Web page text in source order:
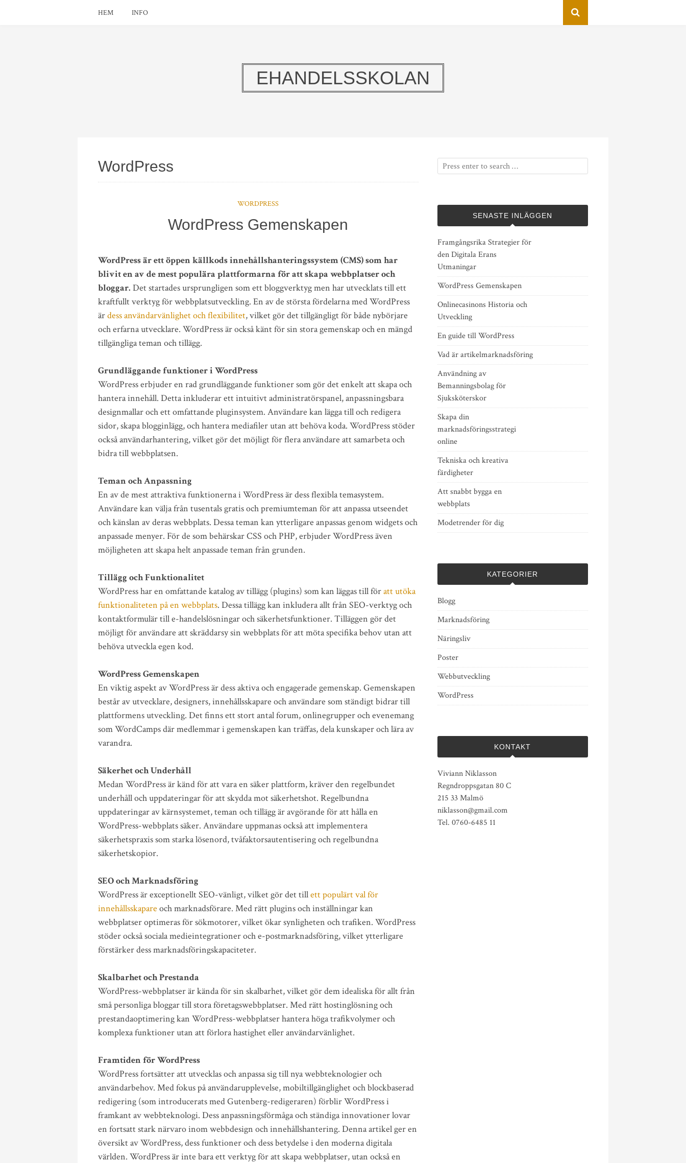
HEM INFO
EHANDELSSKOLAN
WordPress
WORDPRESS
WordPress Gemenskapen
WordPress är ett öppen källkods innehållshanteringssystem (CMS) som har
blivit en av de mest populära plattformarna för att skapa webbplatser och
bloggar. Det startades ursprungligen som ett bloggverktyg men har utvecklats till ett
kraftfullt verktyg för webbplatsutveckling. En av de största fördelarna med WordPress
ärdess användarvänlighet och flexibilitet, vilket gör det tillgängligt för både nybörjare
och erfarna utvecklare. WordPress är också känt för sin stora gemenskap och en mängd
tillgängliga teman och tillägg.
Grundläggande funktioner i WordPress
WordPress erbjuder en rad grundläggande funktioner som gör det enkelt att skapa och
hantera innehåll. Detta inkluderar ett intuitivt administratörspanel, anpassningsbara
designmallar och ett omfattande pluginsystem. Användare kan lägga till och redigera
sidor, skapa blogginlägg, och hantera mediafiler utan att behöva koda. WordPress stöder
också användarhantering, vilket gör det möjligt för flera användare att samarbeta och
bidra till webbplatsen.
Teman och Anpassning
En av de mest attraktiva funktionerna i WordPress är dess flexibla temasystem.
Användare kan välja från tusentals gratis och premiumteman för att anpassa utseendet
och känslan av deras webbplats. Dessa teman kan ytterligare anpassas genom widgets och
anpassade menyer. För de som behärskar CSS och PHP, erbjuder WordPress även
möjligheten att skapa helt anpassade teman från grunden.
Tillägg och Funktionalitet
WordPress har en omfattande katalog av tillägg (plugins) som kan läggas till föratt utöka
funktionaliteten på en webbplats. Dessa tillägg kan inkludera allt från SEO-verktyg och
kontaktformulär till e-handelslösningar och säkerhetsfunktioner. Tilläggen gör det
möjligt för användare att skräddarsy sin webbplats för att möta specifika behov utan att
behöva utveckla egen kod.
WordPress Gemenskapen
En viktig aspekt av WordPress är dess aktiva och engagerade gemenskap. Gemenskapen
består av utvecklare, designers, innehållsskapare och användare som ständigt bidrar till
plattformens utveckling. Det finns ett stort antal forum, onlinegrupper och evenemang
som WordCamps där medlemmar i gemenskapen kan träffas, dela kunskaper och lära av
varandra.
Säkerhet och Underhåll
Medan WordPress är känd för att vara en säker plattform, kräver den regelbundet
underhåll och uppdateringar för att skydda mot säkerhetshot. Regelbundna
uppdateringar av kärnsystemet, teman och tillägg är avgörande för att hålla en
WordPress-webbplats säker. Användare uppmanas också att implementera
säkerhetspraxis som starka lösenord, tvåfaktorsautentisering och regelbundna
säkerhetskopior.
SEO och Marknadsföring
WordPress är exceptionellt SEO-vänligt, vilket gör det tillett populärt val för
innehållsskapare och marknadsförare. Med rätt plugins och inställningar kan
webbplatser optimeras för sökmotorer, vilket ökar synligheten och trafiken. WordPress
stöder också sociala medieintegrationer och e-postmarknadsföring, vilket ytterligare
förstärker dess marknadsföringskapaciteter.
Skalbarhet och Prestanda
WordPress-webbplatser är kända för sin skalbarhet, vilket gör dem idealiska för allt från
små personliga bloggar till stora företagswebbplatser. Med rätt hostinglösning och
prestandaoptimering kan WordPress-webbplatser hantera höga trafikvolymer och
komplexa funktioner utan att förlora hastighet eller användarvänlighet.
Framtiden för WordPress
WordPress fortsätter att utvecklas och anpassa sig till nya webbteknologier och
användarbehov. Med fokus på användarupplevelse, mobiltillgänglighet och blockbaserad
redigering (som introducerats med Gutenberg-redigeraren) förblir WordPress i
framkant av webbteknologi. Dess anpassningsförmåga och ständiga innovationer lovar
en fortsatt stark närvaro inom webbdesign och innehållshantering. Denna artikel ger en
översikt av WordPress, dess funktioner och dess betydelse i den moderna digitala
världen. WordPress är inte bara ett verktyg för att skapa webbplatser, utan också en
SENASTE INLÄGGEN
Framgångsrika Strategier för
den Digitala Erans
Utmaningar
WordPress Gemenskapen
Onlinecasinons Historia och
Utveckling
En guide till WordPress
Vad är artikelmarknadsföring
Användning av
Bemanningsbolag för
Sjuksköterskor
Skapa din
marknadsföringsstrategi
online
Tekniska och kreativa
färdigheter
Att snabbt bygga en
webbplats
Modetrender för dig
KATEGORIER
Blogg
Marknadsföring
Näringsliv
Poster
Webbutveckling
WordPress
KONTAKT
Viviann Niklasson
Regndroppsgatan 80 C
215 33 Malmö
niklasson@gmail.com
Tel. 0760-6485 11